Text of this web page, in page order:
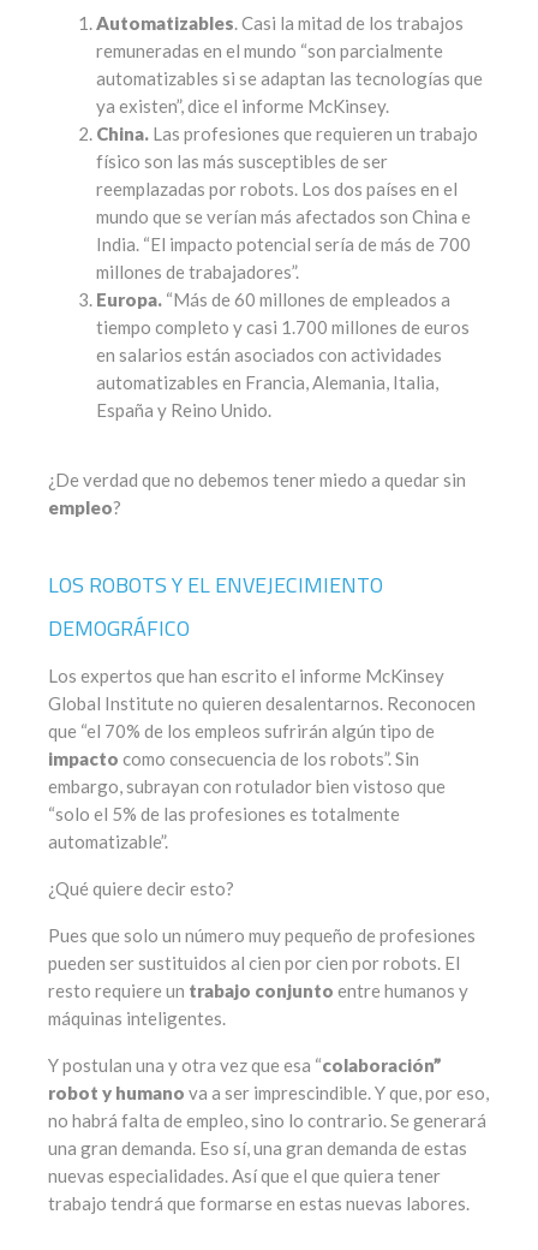
Automatizables. Casi la mitad de los trabajos
remuneradas en el mundo “son parcialmente
automatizables si se adaptan las tecnologías que
ya existen”, dice el informe McKinsey.
China. Las profesiones que requieren un trabajo
físico son las más susceptibles de ser
reemplazadas por robots. Los dos países en el
mundo que se verían más afectados son China e
India. “El impacto potencial sería de más de 700
millones de trabajadores”.
Europa. “Más de 60 millones de empleados a
tiempo completo y casi 1.700 millones de euros
en salarios están asociados con actividades
automatizables en Francia, Alemania, Italia,
España y Reino Unido.
¿De verdad que no debemos tener miedo a quedar sin
empleo?
LOS ROBOTS Y EL ENVEJECIMIENTO
DEMOGRÁFICO
Los expertos que han escrito el informe McKinsey
Global Institute no quieren desalentarnos. Reconocen
que “el 70% de los empleos sufrirán algún tipo de
impacto como consecuencia de los robots”. Sin
embargo, subrayan con rotulador bien vistoso que
“solo el 5% de las profesiones es totalmente
automatizable”.
¿Qué quiere decir esto?
Pues que solo un número muy pequeño de profesiones
pueden ser sustituidos al cien por cien por robots. El
resto requiere un trabajo conjunto entre humanos y
máquinas inteligentes.
Y postulan una y otra vez que esa “colaboración”
robot y humano va a ser imprescindible. Y que, por eso,
no habrá falta de empleo, sino lo contrario. Se generará
una gran demanda. Eso sí, una gran demanda de estas
nuevas especialidades. Así que el que quiera tener
trabajo tendrá que formarse en estas nuevas labores.